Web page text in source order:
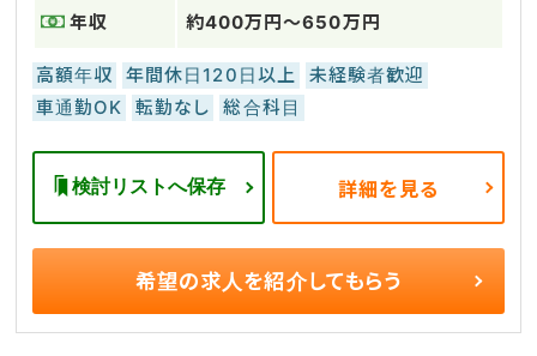
年収 約400万円～650万円
高額年収 年間休日120日以上
未経験者歓迎
車通勤OK
転勤なし 総合科目
検討リストへ保存 詳細を見る
希望の求人を紹介してもらう